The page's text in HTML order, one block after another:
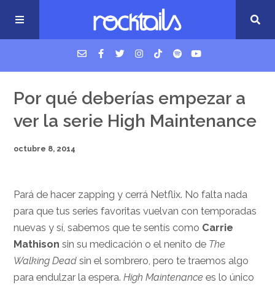
USM Podcast
Cigarrillos en la cama
Por qué deberías empezar a
ver la serie High Maintenance
octubre 8, 2014
Pará de hacer zapping y cerrá Netflix. No falta nada
para que tus series favoritas vuelvan con temporadas
nuevas y sí, sabemos que te sentís como Carrie
Mathison sin su medicación o el nenito de The
Walking Dead sin el sombrero, pero te traemos algo
para endulzar la espera.High Maintenance es lo único